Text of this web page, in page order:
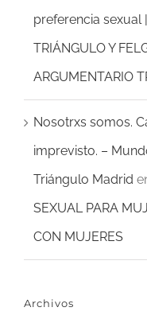
preferencia sexual
TRIÁNGULO Y
ARGUMENTARIO
Nosotrxs somos.
imprevisto. –
Triángulo Madrid
SEXUAL PARA
CON MUJERES
Archivos